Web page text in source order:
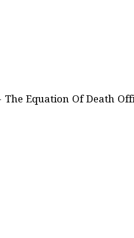
The Equation Of Death